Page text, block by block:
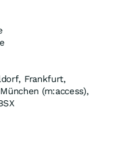
Frankfurt,
(m:access),